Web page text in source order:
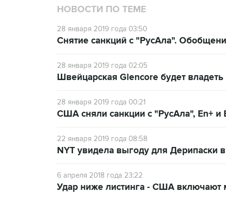
НОВОСТИ ПО ТЕМЕ
28 января 2019 года 03:50
Снятие санкций с "РусАла".
28 января 2019 года 02:05
Швейцарская Glencore будет
28 января 2019 года 00:21
США сняли санкции с "РусАла", En+ и
22 января 2019 года 08:58
NYT увидела выгоду для Дерипаски
6 апреля 2018 года 23:22
Удар ниже листинга - США включают